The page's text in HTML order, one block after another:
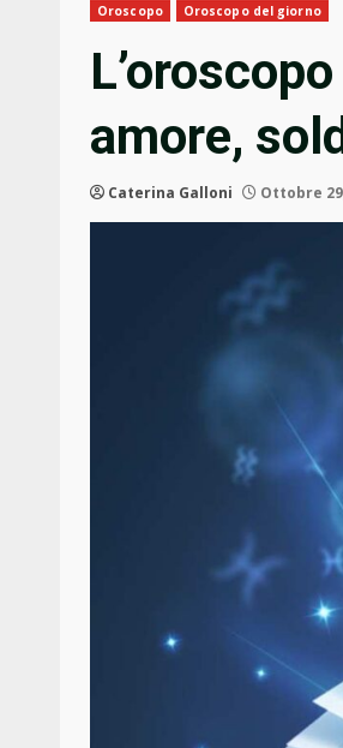
Oroscopo Oroscopo del giorno
amore,
Caterina Galloni Ottobre